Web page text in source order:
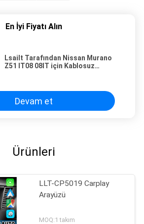
En İyi Fiyatı Alın
Lsailt Tarafından Nissan Murano
Z51 IT08 08IT için Kablosuz
Devam et
Ürünleri
LLT-CP5019 Carplay
Arayüzü
MOQ:1 takım